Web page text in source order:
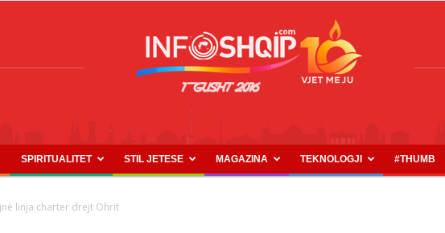
INFOSHQIP.COM
SPIRITUALITET STIL JETESE MAGAZINA TEKNOLOGJI #THUMB
linja charter drejt Ohrit